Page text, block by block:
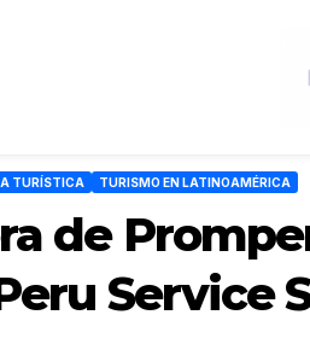
TURÍSTICA TURISMO EN LATINOAMÉRICA
de
Service